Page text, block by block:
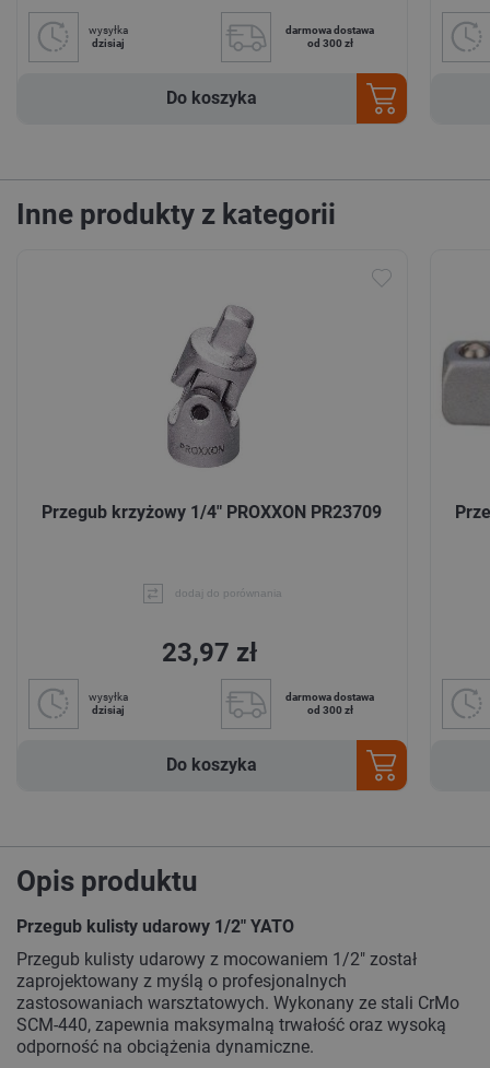
wysyłka
dzisiaj
darmowa dostawa
od 300 zł
Do koszyka
Inne produkty z kategorii
Przegub krzyżowy 1/4" PROXXON PR23709
dodaj do porównania
23,97 zł
wysyłka
dzisiaj
darmowa dostawa
od 300 zł
Do koszyka
Opis produktu
Przegub kulisty udarowy 1/2" YATO
Przegub kulisty udarowy z mocowaniem 1/2" został
zaprojektowany z myślą o profesjonalnych
zastosowaniach warsztatowych. Wykonany ze stali CrMo
SCM-440, zapewnia maksymalną trwałość oraz wysoką
odporność na obciążenia dynamiczne.